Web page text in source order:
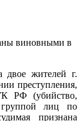
виновными в
двое жителей г.
преступления,
РФ (убийство,
лиц по
признана